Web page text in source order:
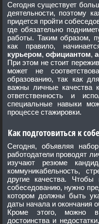
Сегодня существует
деятельности, поэтому каждому кандидату на должность
придется пройти собеседование с будущим
где обязательно
работы. Таким образом,
как
курьером, официантом,
При этом не стоит
может не
образованию, так как для работодателей зачастую боле
важны личные качества
ответственность и
специальные навыки
процессе стажировки.
Как подготовиться к
Сегодня, объявляя
работодатели проводят личные собеседования, на которых
изучают резюме кандидата, а также
коммуникабельность,
другие качества. Чтобы
собеседованию, нужно предварительно написать резюме, в
котором должны быть указаны места
даты начала и окончания
Кроме этого,
достоинства и недостатки, чтобы